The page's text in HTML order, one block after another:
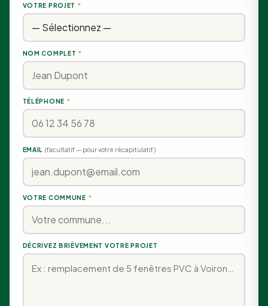
VOTRE PROJET *
NOM COMPLET *
TÉLÉPHONE *
EMAIL (facultatif — pour votre récapitulatif)
VOTRE COMMUNE *
DÉCRIVEZ BRIÈVEMENT VOTRE PROJET